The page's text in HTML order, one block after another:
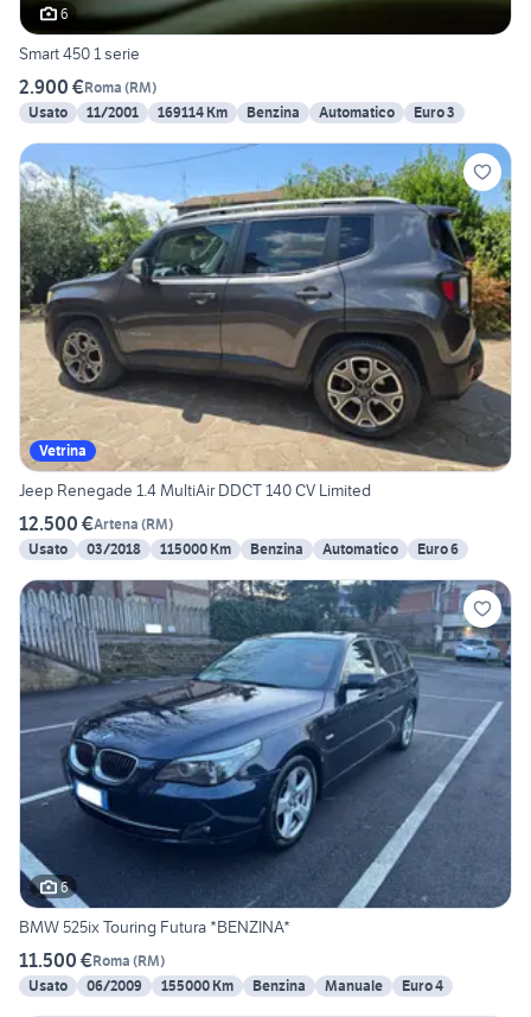
6
Smart 450 1 serie
2.900 €Roma (RM)
Usato
11/2001 169114 Km Benzina Automatico Euro 3
Vetrina
Jeep Renegade 1.4 MultiAir DDCT 140 CV Limited
12.500 €Artena (RM)
Usato
03/2018 115000 Km Benzina Automatico Euro 6
6
BMW 525ix Touring Futura *BENZINA*
11.500 €Roma (RM)
Usato
06/2009 155000 Km Benzina Manuale Euro 4